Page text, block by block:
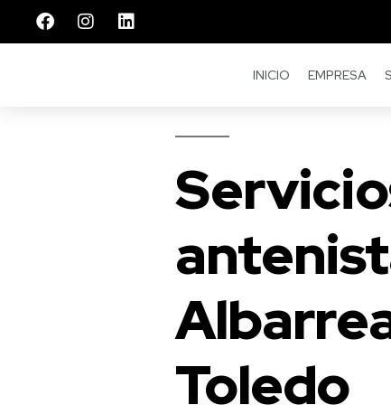
INICIO EMPRESA
Toledo